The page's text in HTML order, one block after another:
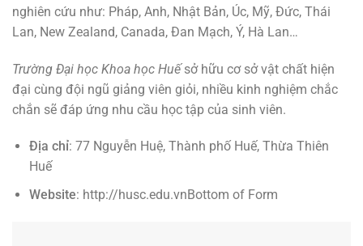
nghiên cứu như: Pháp, Anh, Nhật Bản, Úc, Mỹ, Đức, Thái
Lan, New Zealand, Canada, Đan Mạch, Ý, Hà Lan…
Trường Đại học Khoa học Huếsở hữu cơ sở vật chất hiện
đại cùng đội ngũ giảng viên giỏi, nhiều kinh nghiệm chắc
chắn sẽ đáp ứng nhu cầu học tập của sinh viên.
Địa chỉ: 77 Nguyễn Huệ, Thành phố Huế, Thừa Thiên
Huế
Website: http://husc.edu.vnBottom of Form